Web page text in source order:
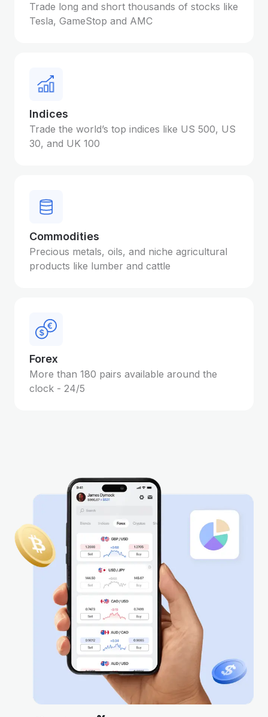
Trade long and short thousands of stocks like
Tesla, GameStop and AMC
Indices
Trade the world’s top indices like US 500, US
30, and UK 100
Commodities
Precious metals, oils, and niche agricultural
products like lumber and cattle
Forex
More than 180 pairs available around the
clock - 24/5